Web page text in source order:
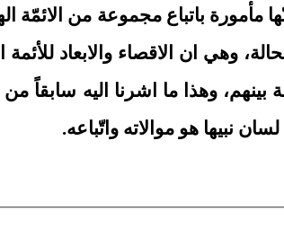
مأمورة باتباع مجموعة من
وهي ان الاقصاء والابعاد
بينهم، وهذا ما اشرنا اليه سابقاً
نبيها هو موالاته واتّباعه.